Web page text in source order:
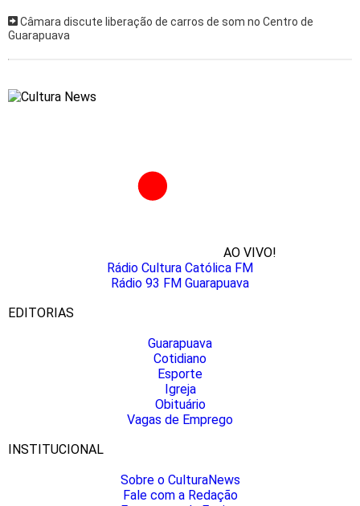
Câmara discute liberação de carros de som no Centro de
Guarapuava
AO VIVO!
Rádio Cultura Católica FM
Rádio 93 FM Guarapuava
EDITORIAS
Guarapuava
Cotidiano
Esporte
Igreja
Obituário
Vagas de Emprego
INSTITUCIONAL
Sobre o CulturaNews
Fale com a Redação